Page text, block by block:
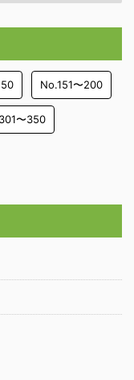
No.151〜200
〜350